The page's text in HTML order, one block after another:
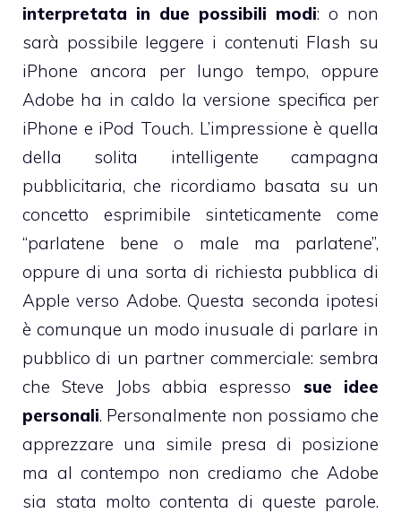
interpretata in due possibili modi: o non
sarà possibile leggere i contenuti Flash su
iPhone ancora per lungo tempo, oppure
Adobe ha in caldo la versione specifica per
iPhone e iPod Touch. L’impressione è quella
della solita intelligente campagna
pubblicitaria, che ricordiamo basata su un
concetto esprimibile sinteticamente come
“parlatene bene o male ma parlatene”,
oppure di una sorta di richiesta pubblica di
Apple verso Adobe. Questa seconda ipotesi
è comunque un modo inusuale di parlare in
pubblico di un partner commerciale: sembra
che Steve Jobs abbia espresso sue idee
personali. Personalmente non possiamo che
apprezzare una simile presa di posizione
ma al contempo non crediamo che Adobe
sia stata molto contenta di queste parole.